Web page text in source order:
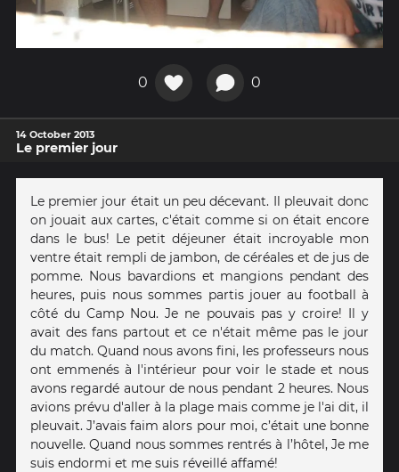
0 0
14 October 2013
Le premier jour
Le premier jour était un peu décevant. Il pleuvait donc
on jouait aux cartes, c'était comme si on était encore
dans le bus! Le petit déjeuner était incroyable mon
ventre était rempli de jambon, de céréales et de jus de
pomme. Nous bavardions et mangions pendant des
heures, puis nous sommes partis jouer au football à
côté du Camp Nou. Je ne pouvais pas y croire! Il y
avait des fans partout et ce n'était même pas le jour
du match. Quand nous avons fini, les professeurs nous
ont emmenés à l'intérieur pour voir le stade et nous
avons regardé autour de nous pendant 2 heures. Nous
avions prévu d'aller à la plage mais comme je l'ai dit, il
pleuvait. J’avais faim alors pour moi, c’était une bonne
nouvelle. Quand nous sommes rentrés à l’hôtel, Je me
suis endormi et me suis réveillé affamé!